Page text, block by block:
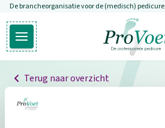
Overslaan en naar de inhoud gaan
De brancheorganisatie voor de (medisch) pedicure
Open hoofdmenu
Ga naar de
Terug naar overzicht
Professionals